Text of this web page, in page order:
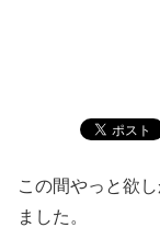
この間やっと欲
ました。